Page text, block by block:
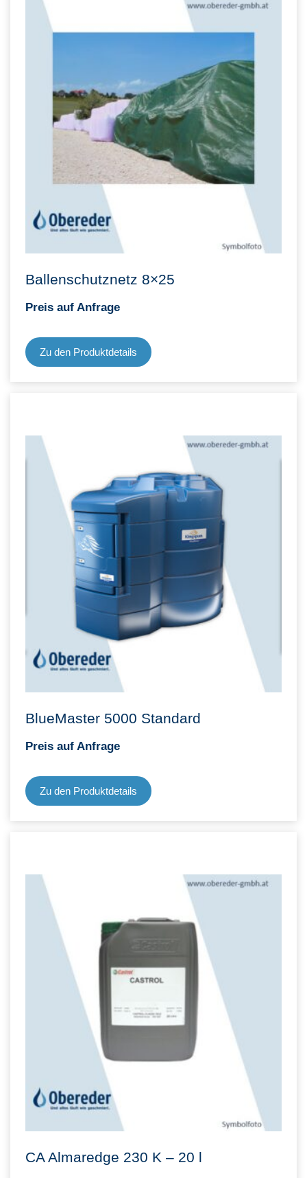
Ballenschutznetz 8×25
Preis auf Anfrage
Zu den Produktdetails
BlueMaster 5000 Standard
Preis auf Anfrage
Zu den Produktdetails
CA Almaredge 230 K – 20 l